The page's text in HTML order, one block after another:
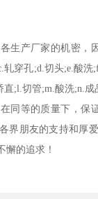
生产厂家的机密，
轧穿孔;d.切头;e.酸洗
;l.切管;m.酸洗;n.成
同等的质量下，保
界朋友的支持和
懈的追求！